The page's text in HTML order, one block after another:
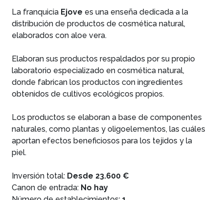
La franquicia Ejove es una enseña dedicada a la
distribución de productos de cosmética natural,
elaborados con aloe vera.
Elaboran sus productos respaldados por su propio
laboratorio especializado en cosmética natural,
donde fabrican los productos con ingredientes
obtenidos de cultivos ecológicos propios.
Los productos se elaboran a base de componentes
naturales, como plantas y oligoelementos, las cuáles
aportan efectos beneficiosos para los tejidos y la
piel.
Inversión total: Desde 23.600 €
Canon de entrada: No hay